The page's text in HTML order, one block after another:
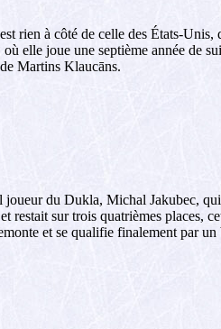
rien à côté de celle des États-
elle joue une septième année de
Martins Klaucāns.
joueur du Dukla, Michal Jakubec,
restait sur trois quatrièmes places,
et se qualifie finalement par un